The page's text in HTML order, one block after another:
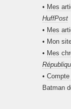
• Mes
HuffPost
• Mes
• Mon
• Mes
• Compte
Batman